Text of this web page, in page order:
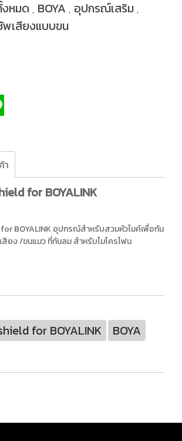
หมด , BOYA , อุปกรณ์เสริม ,
เสียงแบบขน
า
for BOYALINK
for BOYALINK อุปกรณ์สำหรับสวมหัวไมค์เพื่อกัน
ยง /ขนแมว ที่กันลม สำหรับไมโครโฟน
for BOYALINK BOYA